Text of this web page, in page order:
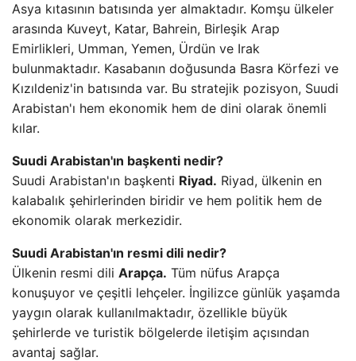
Asya kıtasının batısında yer almaktadır. Komşu ülkeler
arasında Kuveyt, Katar, Bahrein, Birleşik Arap
Emirlikleri, Umman, Yemen, Ürdün ve Irak
bulunmaktadır. Kasabanın doğusunda Basra Körfezi ve
Kızıldeniz'in batısında var. Bu stratejik pozisyon, Suudi
Arabistan'ı hem ekonomik hem de dini olarak önemli
kılar.
Suudi Arabistan'ın başkenti nedir?
Suudi Arabistan'ın başkenti Riyad. Riyad, ülkenin en
kalabalık şehirlerinden biridir ve hem politik hem de
ekonomik olarak merkezidir.
Suudi Arabistan'ın resmi dili nedir?
Ülkenin resmi dili Arapça. Tüm nüfus Arapça
konuşuyor ve çeşitli lehçeler. İngilizce günlük yaşamda
yaygın olarak kullanılmaktadır, özellikle büyük
şehirlerde ve turistik bölgelerde iletişim açısından
avantaj sağlar.